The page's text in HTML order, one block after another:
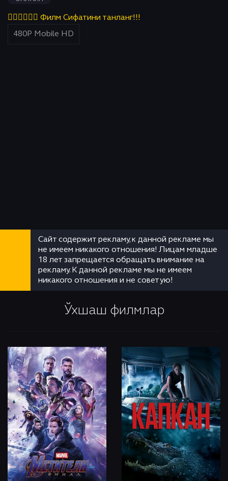
👇🏻👇🏻👇🏻 Филм Сифатини танланг!!!
Сайт содержит рекламу, к данной рекламе мы
не имеем никакого отношения! Лицам младше
18 лет запрещается обращать внимание на
рекламу. К данной рекламе мы не имеем
никакого отношения и не советую!
Ўхшаш филмлар